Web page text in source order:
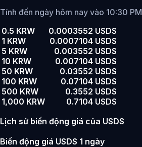
Tính đến ngày hôm nay vào 10:30 PM
0.5 KRW
0.0003552 USDS
1 KRW
0.0007104 USDS
5 KRW
0.003552 USDS
10 KRW
0.007104 USDS
50 KRW
0.03552 USDS
100 KRW
0.07104 USDS
500 KRW
0.3552 USDS
1,000 KRW
0.7104 USDS
Lịch sử biến động giá của USDS
Biến động giá USDS 1 ngày